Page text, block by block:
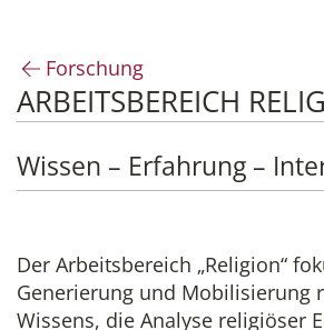
Institut
Administration
Stipendien- und
Forschung
ARBEITSBEREICH
Wissen – Erfahrung –
Der Arbeitsbereich „Religion“
Generierung und Mobilisierung
Wissens, die Analyse religiöser